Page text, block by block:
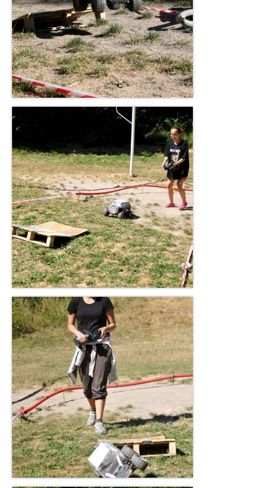
ENG
NL
O nás
Co děláme a proč
Vlastní vývoj, úpravy techniky, stavba kapot
podle přání klienta
Typy aut a vozidel co umíme
Doporučeme lokality
Další projekty
Expedice s RC Auty do přírody – za
dobrodružstvím a poznáváním
Firemní příměstské tábory
Letní Anglický příměstský tábor s Kreativními
auty na dálkáč
DIY Stavba kreativních kartonových autíček
VZDĚLÁVACÍ PROGRAM PRO ŠKOLY /
Projektové dny – Kreativní autíčková dílna / OP JAK
Projektové dny pro školy – Kreativní akční
autíčková dílna – OP JAK
Ukázka ZŠ: Vejrostova Brno – Bystrc
Ukázka: SŠ: Cichnova Brno